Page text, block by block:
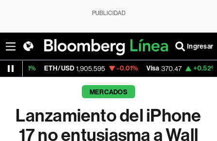
PUBLICIDAD
Ingresar
1,905.595 -0.01% Visa 370.47 +0.52%
MERCADOS
Lanzamiento del iPhone
17 no entusiasma a Wall